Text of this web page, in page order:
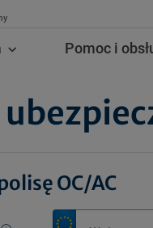
Pomoc i
OC/AC